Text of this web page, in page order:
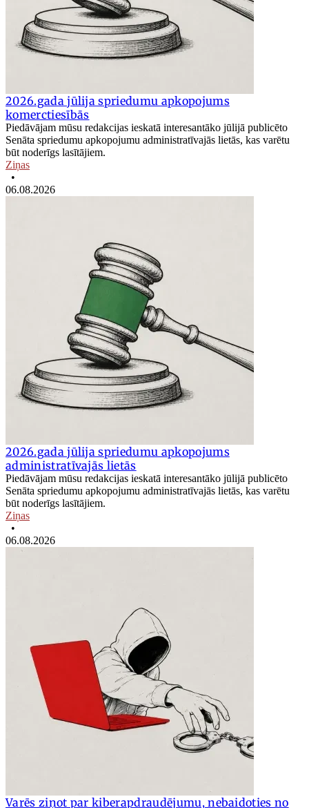
2026.gada jūlija spriedumu apkopojums
komerctiesībās
Piedāvājam mūsu redakcijas ieskatā interesantāko jūlijā publicēto
Senāta spriedumu apkopojumu administratīvajās lietās, kas varētu
būt noderīgs lasītājiem.
Ziņas
•
06.08.2026
2026.gada jūlija spriedumu apkopojums
administratīvajās lietās
Piedāvājam mūsu redakcijas ieskatā interesantāko jūlijā publicēto
Senāta spriedumu apkopojumu administratīvajās lietās, kas varētu
būt noderīgs lasītājiem.
Ziņas
•
06.08.2026
Varēs ziņot par kiberapdraudējumu, nebaidoties no